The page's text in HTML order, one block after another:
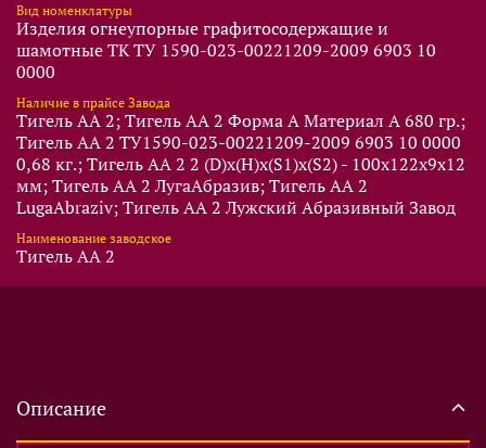
Вид номенклатуры
Изделия огнеупорные графитосодержащие и
шамотные ТК ТУ 1590-023-00221209-2009 6903 10
0000
Наличие в прайсе Завода
Тигель AA 2; Тигель AA 2 Форма A Материал A 680 гр.;
Тигель AA 2 ТУ1590-023-00221209-2009 6903 10 0000
0,68 кг.; Тигель AA 2 2 (D)x(Н)x(S1)x(S2) - 100x122x9x12
мм; Тигель AA 2 ЛугаАбразив; Тигель AA 2
LugaAbraziv; Тигель AA 2 Лужский Абразивный Завод
Наименование заводское
Тигель AA 2
Описание